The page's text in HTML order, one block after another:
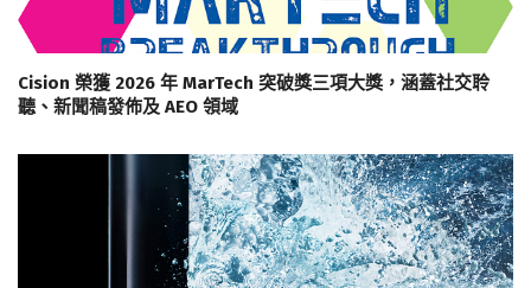
Cision 榮獲 2026 年 MarTech 突破獎三項大獎，涵蓋社交聆
聽、新聞稿發佈及 AEO 領域